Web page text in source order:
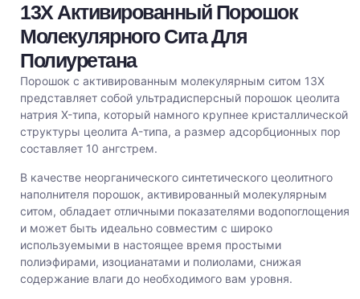
13X Активированный Порошок
Молекулярного Сита Для
Полиуретана
Порошок с активированным молекулярным ситом 13X
представляет собой ультрадисперсный порошок цеолита
натрия X-типа, который намного крупнее кристаллической
структуры цеолита A-типа, а размер адсорбционных пор
составляет 10 ангстрем.
В качестве неорганического синтетического цеолитного
наполнителя порошок, активированный молекулярным
ситом, обладает отличными показателями водопоглощения
и может быть идеально совместим с широко
используемыми в настоящее время простыми
полиэфирами, изоцианатами и полиолами, снижая
содержание влаги до необходимого вам уровня.